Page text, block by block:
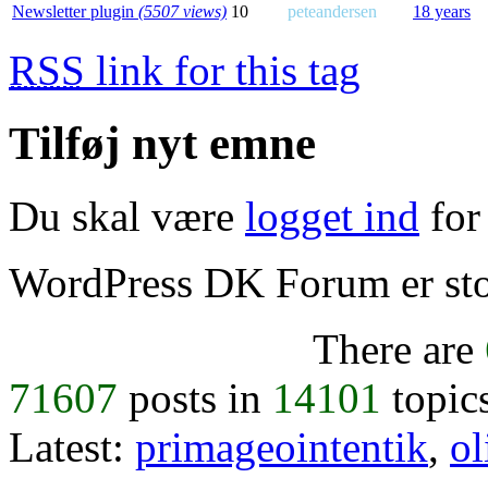
Newsletter plugin (5507 views) 10 peteandersen 18 years
RSS link for this tag
Tilføj nyt emne
Du skal være logget ind for
WordPress DK Forum er
There are
71607 posts in 14101
Latest: primageointentik,